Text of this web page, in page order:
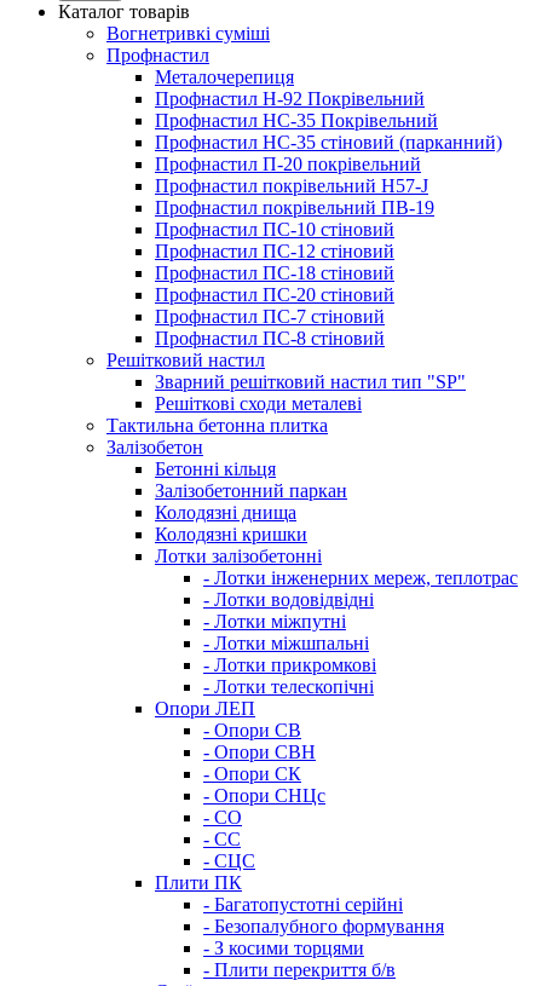
Каталог товарів
Вогнетривкі суміші
Профнастил
Металочерепиця
Профнастил Н-92 Покрівельний
Профнастил НС-35 Покрівельний
Профнастил НС-35 стіновий (парканний)
Профнастил П-20 покрівельний
Профнастил покрівельний H57-J
Профнастил покрівельний ПВ-19
Профнастил ПС-10 стіновий
Профнастил ПС-12 стіновий
Профнастил ПС-18 стіновий
Профнастил ПС-20 стіновий
Профнастил ПС-7 стіновий
Профнастил ПС-8 стіновий
Решітковий настил
Зварний решітковий настил тип "SP"
Решіткові сходи металеві
Тактильна бетонна плитка
Залізобетон
Бетонні кільця
Залізобетонний паркан
Колодязні днища
Колодязні кришки
Лотки залізобетонні
- Лотки інженерних мереж, теплотрас
- Лотки водовідвідні
- Лотки міжпутні
- Лотки міжшпальні
- Лотки прикромкові
- Лотки телескопічні
Опори ЛЕП
- Опори СВ
- Опори СВН
- Опори СК
- Опори СНЦс
- СО
- СС
- СЦС
Плити ПК
- Багатопустотні серійні
- Безопалубного формування
- З косими торцями
- Плити перекриття б/в